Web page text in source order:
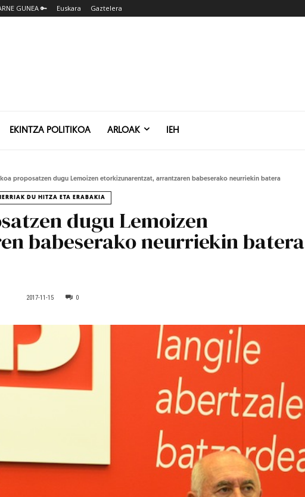
GUNEA 🔑 Euskara Gaztelera
EKINTZA POLITIKOA ARLOAK IEH
proposatzen dugu Lemoizen etorkizunarentzat, arrantzaren babeserako neurriekin batera
DU HITZA ETA ERABAKIA
dugu Lemoizen
babeserako neurriekin batera
2017-11-15 0